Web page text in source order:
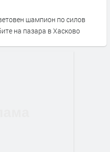
шампион по силов
на пазара в Хасково